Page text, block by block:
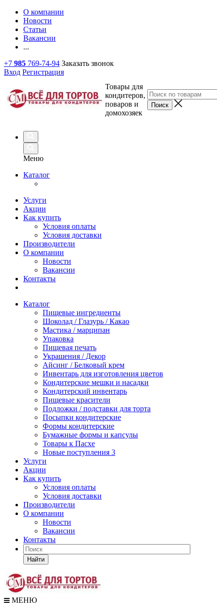
О компании
Новости
Статьи
Вакансии
...
+7 985 769-74-94 Заказать звонок
Вход Регистрация
Товары для
кондитеров,
поваров и
домохозяек
Меню
Каталог
Услуги
Акции
Как купить
Условия оплаты
Условия доставки
Производители
О компании
Новости
Вакансии
Контакты
Каталог
Пищевые ингредиенты
Шоколад / Глазурь / Какао
Мастика / марципан
Упаковка
Пищевая печать
Украшения / Декор
Айсинг / Белковый крем
Инвентарь для изготовления цветов
Кондитерские мешки и насадки
Кондитерский инвентарь
Пищевые красители
Подложки / подставки для торта
Посыпки кондитерские
Формы кондитерские
Бумажные формы и капсулы
Товары к Пасхе
Новые поступления 3
Услуги
Акции
Как купить
Условия оплаты
Условия доставки
Производители
О компании
Новости
Вакансии
Контакты
Найти
МЕНЮ